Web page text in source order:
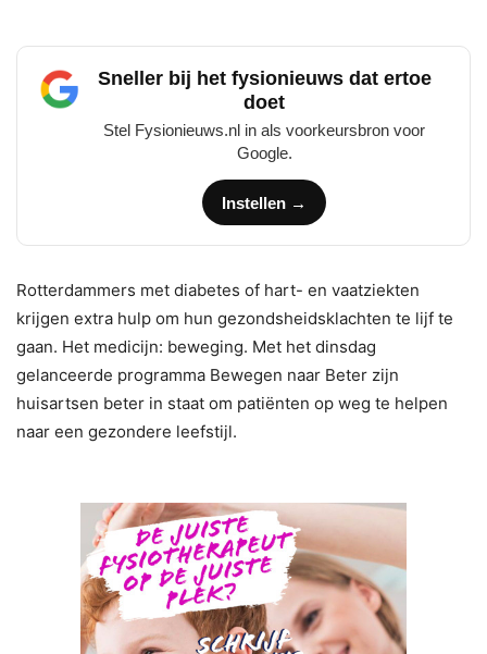
Sneller bij het fysionieuws dat ertoe
doet
Stel Fysionieuws.nl in als voorkeursbron voor
Google.
Instellen →
Rotterdammers met diabetes of hart- en vaatziekten
krijgen extra hulp om hun gezondsheidsklachten te lijf te
gaan. Het medicijn: beweging. Met het dinsdag
gelanceerde programma Bewegen naar Beter zijn
huisartsen beter in staat om patiënten op weg te helpen
naar een gezondere leefstijl.